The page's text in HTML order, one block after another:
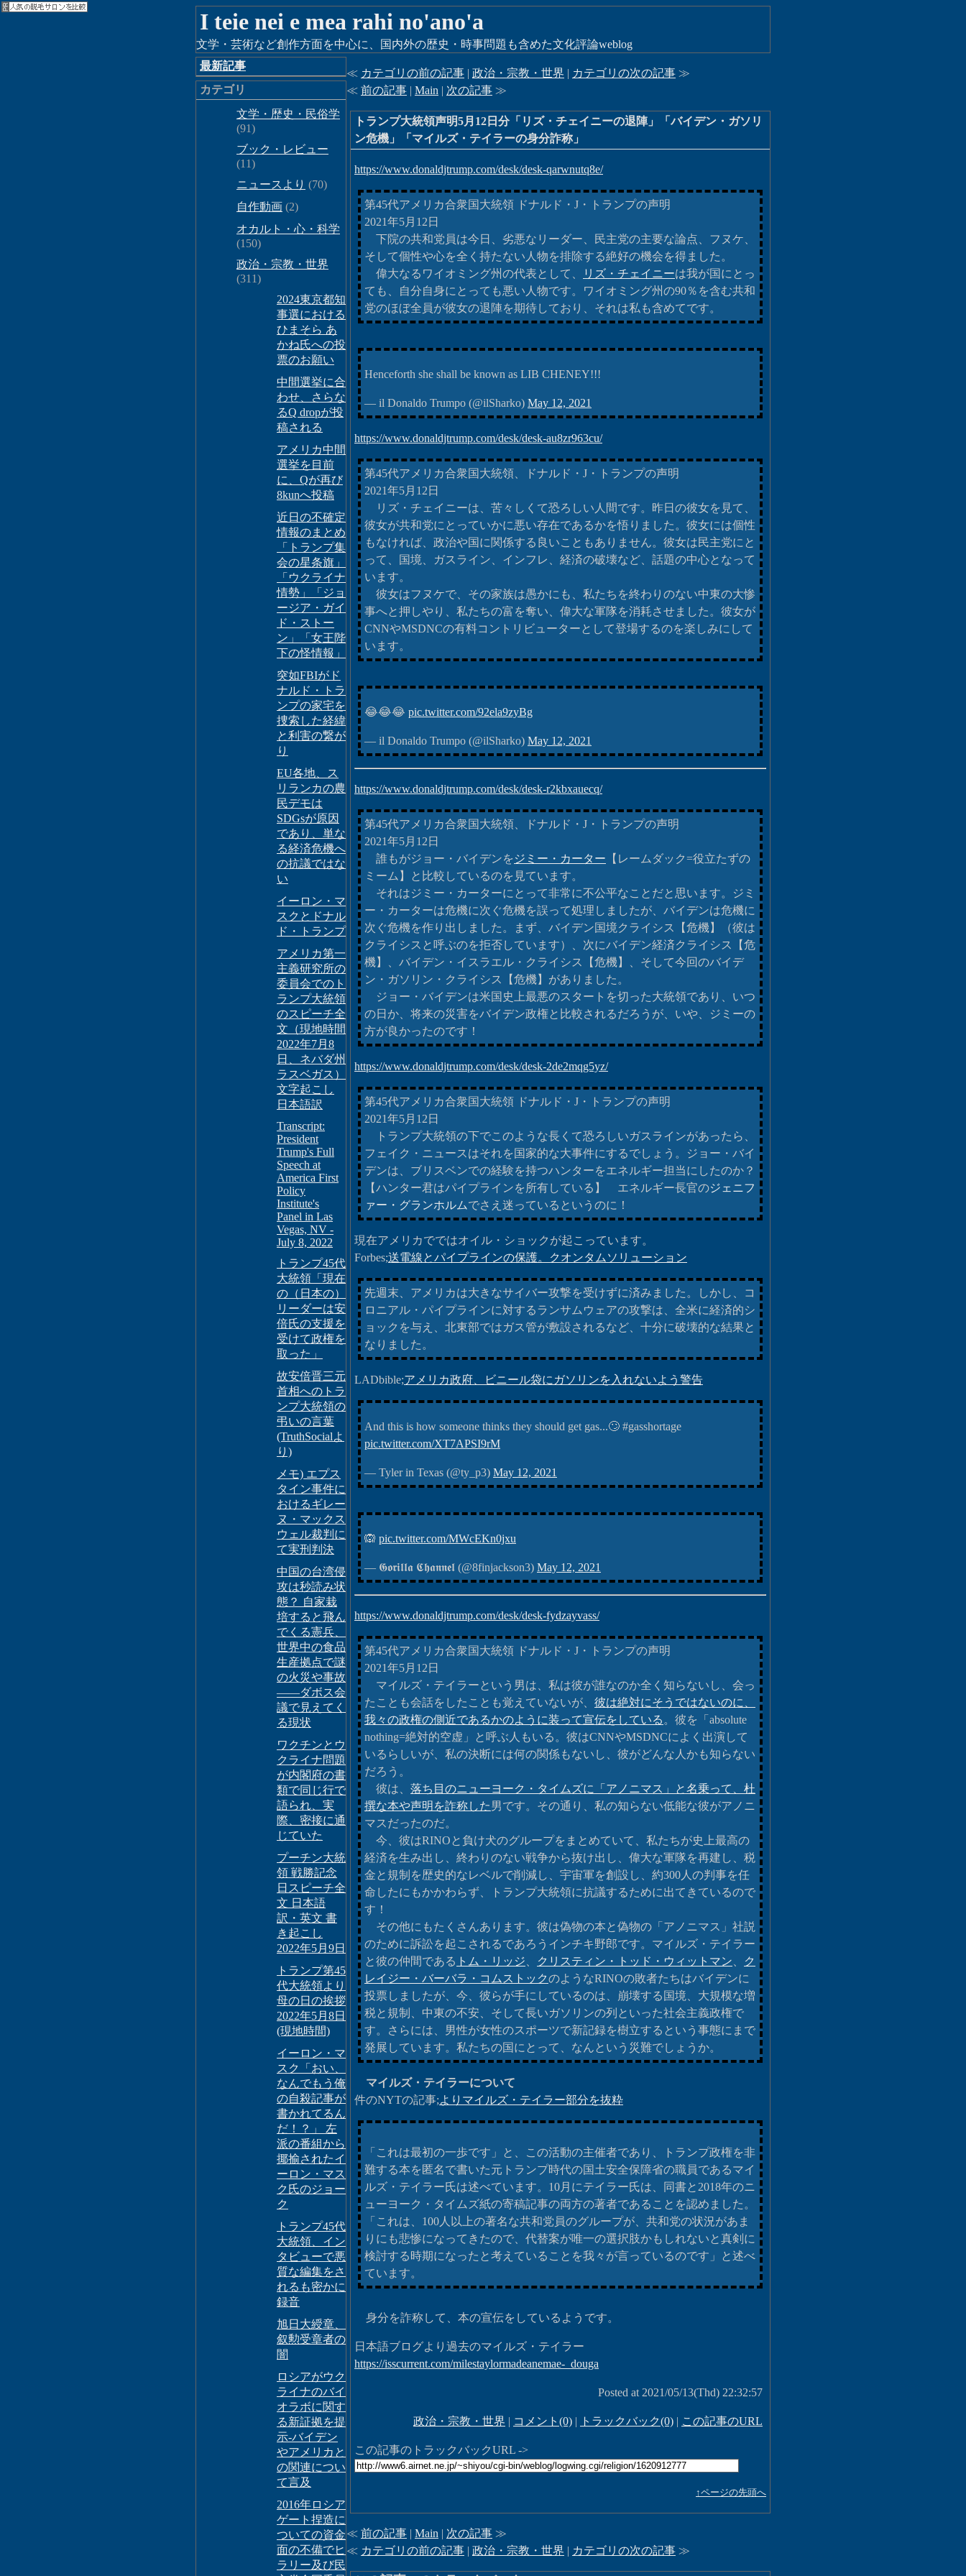
I teie nei e mea rahi no'ano'a
文学・芸術など創作方面を中心に、国内外の歴史・時事問題も含めた文化評論weblog
最新記事
カテゴリ
文学・歴史・民俗学
(91)
ブック・レビュー
(11)
ニュースより (70)
自作動画 (2)
オカルト・心・科学
(150)
政治・宗教・世界
(311)
2024東京都知
事選における
ひまそら あ
かね氏への投
票のお願い
中間選挙に合
わせ、さらな
るQ dropが投
稿される
アメリカ中間
選挙を目前
に、Qが再び
8kunへ投稿
近日の不確定
情報のまとめ
「トランプ集
会の星条旗」
「ウクライナ
情勢」「ジョ
ージア・ガイ
ド・ストー
ン」「女王陛
下の怪情報」
突如FBIがド
ナルド・トラ
ンプの家宅を
捜索した経緯
と利害の繋が
り
EU各地、ス
リランカの農
民デモは
SDGsが原因
であり、単な
る経済危機へ
の抗議ではな
い
イーロン・マ
スクとドナル
ド・トランプ
アメリカ第一
主義研究所の
委員会でのト
ランプ大統領
のスピーチ全
文（現地時間
2022年7月8
日、ネバダ州
ラスベガス）
文字起こし
日本語訳
Transcript:
President
Trump's Full
Speech at
America First
Policy
Institute's
Panel in Las
Vegas, NV -
July 8, 2022
トランプ45代
大統領「現在
の（日本の）
リーダーは安
倍氏の支援を
受けて政権を
取った」
故安倍晋三元
首相へのトラ
ンプ大統領の
弔いの言葉
(TruthSocialよ
り)
メモ) エプス
タイン事件に
おけるギレー
ヌ・マックス
ウェル裁判に
て実刑判決
中国の台湾侵
攻は秒読み状
態？ 自家栽
培すると飛ん
でくる憲兵、
世界中の食品
生産拠点で謎
の火災や事故
――ダボス会
議で見えてく
る現状
ワクチンとウ
クライナ問題
が内閣府の書
類で同じ行で
語られ、実
際、密接に通
じていた
プーチン大統
領 戦勝記念
日スピーチ全
文 日本語
訳・英文 書
き起こし
2022年5月9日
トランプ第45
代大統領より
母の日の挨拶
2022年5月8日
(現地時間)
イーロン・マ
スク「おい、
なんでもう俺
の自殺記事が
書かれてるん
だ！？」 左
派の番組から
揶揄されたイ
ーロン・マス
ク氏のジョー
ク
トランプ45代
大統領、イン
タビューで悪
質な編集をさ
れるも密かに
録音
旭日大綬章、
叙勲受章者の
闇
ロシアがウク
ライナのバイ
オラボに関す
る新証拠を提
示-バイデン
やアメリカと
の関連につい
て言及
2016年ロシア
ゲート捏造に
ついての資金
面の不備でヒ
ラリー及び民
≪ カテゴリの前の記事 | 政治・宗教・世界 | カテゴリの次の記事 ≫
≪ 前の記事 | Main | 次の記事 ≫
トランプ大統領声明5月12日分「リズ・チェイニーの退陣」「バイデン・ガソリ
ン危機」「マイルズ・テイラーの身分詐称」
https://www.donaldjtrump.com/desk/desk-qarwnutq8e/
第45代アメリカ合衆国大統領 ドナルド・J・トランプの声明
2021年5月12日
下院の共和党員は今日、劣悪なリーダー、民主党の主要な論点、フヌケ、
そして個性や心を全く持たない人物を排除する絶好の機会を得ました。
偉大なるワイオミング州の代表として、
リズ・チェイニーは我が国にとっ
ても、自分自身にとっても悪い人物です。ワイオミング州の90％を含む共和
党のほぼ全員が彼女の退陣を期待しており、それは私も含めてです。
Henceforth she shall be known as LIB CHENEY!!!
— il Donaldo Trumpo (@ilSharko) May 12, 2021
https://www.donaldjtrump.com/desk/desk-au8zr963cu/
第45代アメリカ合衆国大統領、ドナルド・J・トランプの声明
2021年5月12日
リズ・チェイニーは、苦々しくて恐ろしい人間です。昨日の彼女を見て、
彼女が共和党にとっていかに悪い存在であるかを悟りました。彼女には個性
もなければ、政治や国に関係する良いこともありません。彼女は民主党にと
って、国境、ガスライン、インフレ、経済の破壊など、話題の中心となって
います。
彼女はフヌケで、その家族は愚かにも、私たちを終わりのない中東の大惨
事へと押しやり、私たちの富を奪い、偉大な軍隊を消耗させました。彼女が
CNNやMSDNCの有料コントリビューターとして登場するのを楽しみにして
います。
😂😂😂 pic.twitter.com/92ela9zyBg
— il Donaldo Trumpo (@ilSharko) May 12, 2021
https://www.donaldjtrump.com/desk/desk-r2kbxauecq/
第45代アメリカ合衆国大統領、ドナルド・J・トランプの声明
2021年5月12日
誰もがジョー・バイデンをジミー・カーター 【レームダック=役立たずの
ミーム】と比較しているのを見ています。
それはジミー・カーターにとって非常に不公平なことだと思います。ジミ
ー・カーターは危機に次ぐ危機を誤って処理しましたが、バイデンは危機に
次ぐ危機を作り出しました。まず、バイデン国境クライシス【危機】（彼は
クライシスと呼ぶのを拒否しています）、次にバイデン経済クライシス【危
機】、バイデン・イスラエル・クライシス【危機】、そして今回のバイデ
ン・ガソリン・クライシス【危機】がありました。
ジョー・バイデンは米国史上最悪のスタートを切った大統領であり、いつ
の日か、将来の災害をバイデン政権と比較されるだろうが、いや、ジミーの
方が良かったのです！
https://www.donaldjtrump.com/desk/desk-2de2mqg5yz/
第45代アメリカ合衆国大統領 ドナルド・J・トランプの声明
2021年5月12日
トランプ大統領の下でこのような長くて恐ろしいガスラインがあったら、
フェイク・ニュースはそれを国家的な大事件にするでしょう。ジョー・バイ
デンは、ブリスベンでの経験を持つハンターをエネルギー担当にしたのか？
【ハンター君はパイプラインを所有している】 エネルギー長官のジェニフ
ァー・グランホルムでさえ迷っているというのに！
現在アメリカでではオイル・ショックが起こっています。
Forbes;送電線とパイプラインの保護。クオンタムソリューション
先週末、アメリカは大きなサイバー攻撃を受けずに済みました。しかし、コ
ロニアル・パイプラインに対するランサムウェアの攻撃は、全米に経済的シ
ョックを与え、北東部ではガス管が敷設されるなど、十分に破壊的な結果と
なりました。
LADbible;アメリカ政府、ビニール袋にガソリンを入れないよう警告
And this is how someone thinks they should get gas...🙄 #gasshortage
pic.twitter.com/XT7APSI9rM
— Tyler in Texas (@ty_p3) May 12, 2021
🙉 pic.twitter.com/MWcEKn0jxu
— 𝕲𝖔𝖗𝖎𝖑𝖑𝖆 𝕮𝖍𝖆𝖓𝖓𝖊𝖑 (@8finjackson3) May 12, 2021
https://www.donaldjtrump.com/desk/desk-fydzayvass/
第45代アメリカ合衆国大統領 ドナルド・J・トランプの声明
2021年5月12日
マイルズ・テイラーという男は、私は彼が誰なのか全く知らないし、会っ
たことも会話をしたことも覚えていないが、 彼は絶対にそうではないのに、
我々の政権の側近であるかのように装って宣伝をしている 。彼を「absolute
nothing=絶対的空虚」と呼ぶ人もいる。彼はCNNやMSDNCによく出演して
いるらしいが、私の決断には何の関係もないし、彼がどんな人かも知らない
だろう。
彼は、 落ち目のニューヨーク・タイムズに「アノニマス」と名乗って、杜
撰な本や声明を詐称した男です。その通り、私の知らない低能な彼がアノニ
マスだったのだ。
今、彼はRINOと負け犬のグループをまとめていて、私たちが史上最高の
経済を生み出し、終わりのない戦争から抜け出し、偉大な軍隊を再建し、税
金と規制を歴史的なレベルで削減し、宇宙軍を創設し、約300人の判事を任
命したにもかかわらず、トランプ大統領に抗議するために出てきているので
す！
その他にもたくさんあります。彼は偽物の本と偽物の「アノニマス」社説
のために訴訟を起こされるであろうインチキ野郎です。マイルズ・テイラー
と彼の仲間である トム・リッジ クリスティン・トッド・ウィットマン
ク
レイジー・バーバラ・コムストックのようなRINOの敗者たちはバイデンに
投票しましたが、今、彼らが手にしているのは、崩壊する国境、大規模な増
税と規制、中東の不安、そして長いガソリンの列といった社会主義政権で
す。さらには、男性が女性のスポーツで新記録を樹立するという事態にまで
発展しています。私たちの国にとって、なんという災難でしょうか。
マイルズ・テイラーについて
件のNYTの記事;よりマイルズ・テイラー部分を抜粋
「これは最初の一歩です」と、この活動の主催者であり、トランプ政権を非
難する本を匿名で書いた元トランプ時代の国土安全保障省の職員であるマイ
ルズ・テイラー氏は述べています。10月にテイラー氏は、同書と2018年のニ
ューヨーク・タイムズ紙の寄稿記事の両方の著者であることを認めました。
「これは、100人以上の著名な共和党員のグループが、共和党の状況があま
りにも悲惨になってきたので、代替案が唯一の選択肢かもしれないと真剣に
検討する時期になったと考えていることを我々が言っているのです」と述べ
ています。
身分を詐称して、本の宣伝をしているようです。
日本語ブログより過去のマイルズ・テイラー
https://isscurrent.com/milestaylormadeanemae-_douga
Posted at 2021/05/13(Thd) 22:32:57
政治・宗教・世界 | コメント(0) | トラックバック(0) | この記事のURL
この記事のトラックバックURL ->
↑ページの先頭へ
≪ 前の記事 | Main | 次の記事 ≫
≪ カテゴリの前の記事 | 政治・宗教・世界 | カテゴリの次の記事 ≫